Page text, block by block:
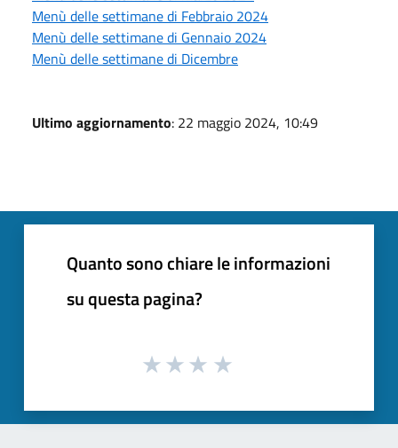
Menù delle settimane di Febbraio 2024
Menù delle settimane di Gennaio 2024
Menù delle settimane di Dicembre
Ultimo aggiornamento: 22 maggio 2024, 10:49
Quanto sono chiare le informazioni
su questa pagina?